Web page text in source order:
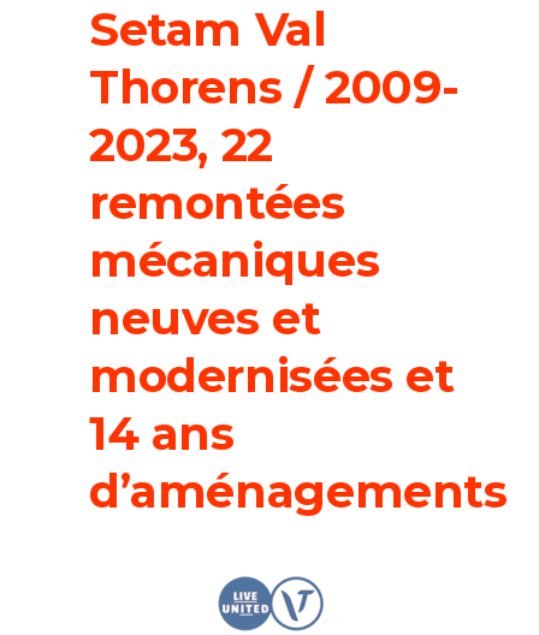
Setam Val
Thorens / 2009-
2023, 22
remontées
mécaniques
neuves et
modernisées et
14 ans
d’aménagements